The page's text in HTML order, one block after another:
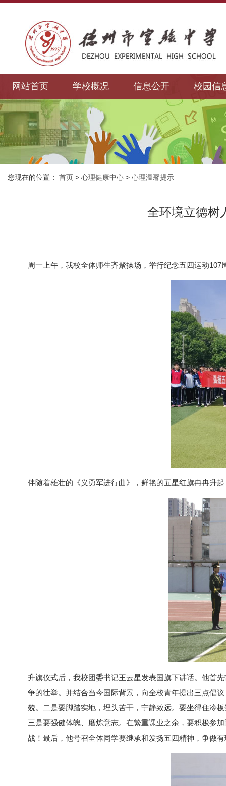
网站首页 学校概况 信息公开 校园信
您现在的位置： 首页 > 心理健康中心 > 心理温馨提示
全环境立德树
周一上午，我校全体师生齐聚操场，举行纪念五四运动107
伴随着雄壮的《义勇军进行曲》，鲜艳的五星红旗冉冉升
升旗仪式后，我校团委书记王云星发表国旗下讲话。他首
争的壮举。并结合当今国际背景，向全校青年提出三点倡
貌。二是要脚踏实地，埋头苦干，宁静致远。要坐得住冷
三是要强健体魄、磨炼意志。在繁重课业之余，要积极参
战！最后，他号召全体同学要继承和发扬五四精神，争做